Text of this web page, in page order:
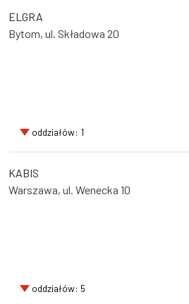
ELGRA
Bytom, ul. Składowa 20
oddziałów: 1
KABIS
Warszawa, ul. Wenecka 10
oddziałów: 5